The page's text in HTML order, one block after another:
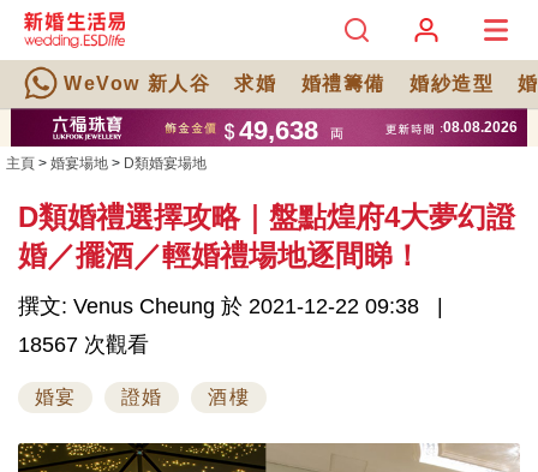
WeVow 新人谷 求婚 婚禮籌備 婚紗造型
主頁 > 婚宴場地 > D類婚宴場地
D類婚禮選擇攻略｜盤點煌府4大夢幻證
婚／擺酒／輕婚禮場地逐間睇！
撰文: Venus Cheung 於 2021-12-22 09:38
18567 次觀看
婚宴 證婚 酒樓